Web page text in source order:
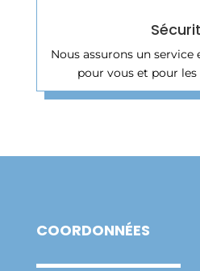
Nous assurons un
pour vous et pour
COORDONNÉES